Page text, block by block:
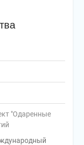
"Одаренные